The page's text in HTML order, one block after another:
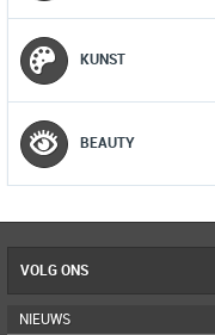
KUNST
BEAUTY
VOLG ONS
NIEUWS